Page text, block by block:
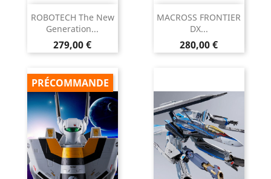
ROBOTECH The New
Generation...
Prix
279,00 €
MACROSS FRONTIER
DX...
Prix
280,00 €
PRÉCOMMANDE